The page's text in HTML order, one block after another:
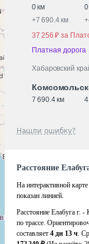
0 км
+7 690.4 км +
37 256 ₽ за
Платная дорога
Хабаровский
7 690.4 км
Нашли ошибку?
Расстояние
На интерактивной
показан линией.
Расстояние Елабуга г.
по трассе.
составляет 4 дн 13 ч.